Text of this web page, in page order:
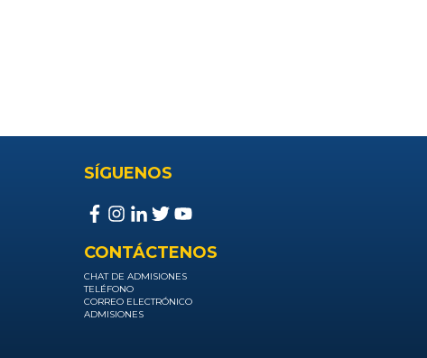
SÍGUENOS
CONTÁCTENOS
CHAT DE ADMISIONES
TELÉFONO
CORREO ELECTRÓNICO
ADMISIONES